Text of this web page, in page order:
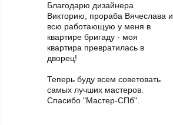
Благодарю дизайнера
Викторию, прораба Вячеслава и
всю работающую у меня в
квартире бригаду - моя
квартира превратилась в
дворец!
Теперь буду всем советовать
самых лучших мастеров.
Спасибо "Мастер-СПб".